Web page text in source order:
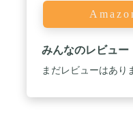
みんなのレビュー
まだレビューはあり